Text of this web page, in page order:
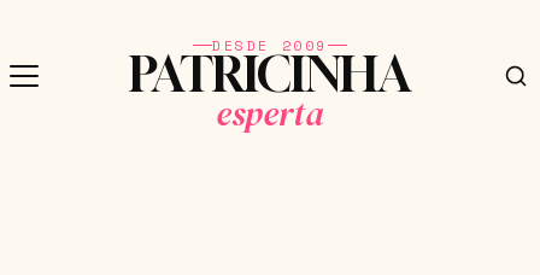
DESDE 2009
PATRICINHA
esperta